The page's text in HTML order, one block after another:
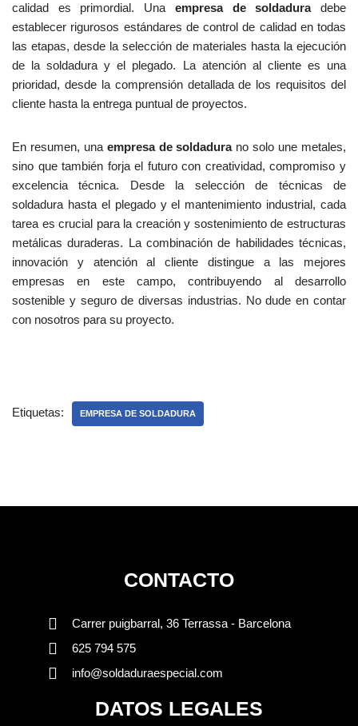
calidad es primordial. Una empresa de soldaduradebe
establecer rigurosos estándares de control de calidad en todas
las etapas, desde la selección de materiales hasta la ejecución
de la soldadura y el plegado. La atención al cliente es una
prioridad, desde la comprensión detallada de los requisitos del
cliente hasta la entrega puntual de proyectos.
En resumen, una empresa de soldadurano solo une metales,
sino que también forja el futuro con creatividad, compromiso y
excelencia técnica. Desde la selección de técnicas de
soldadura hasta el plegado y el mantenimiento industrial, cada
tarea es crucial para la creación y sostenimiento de estructuras
metálicas duraderas. La combinación de habilidades técnicas,
innovación y atención al cliente distingue a las mejores
empresas en este campo, contribuyendo al desarrollo
sostenible y seguro de diversas industrias. No dude en contar
con nosotros para su proyecto.
Etiquetas: EMPRESA DE SOLDADURA
CONTACTO
Carrer puigbarral, 36 Terrassa - Barcelona
625 794 575
info@soldaduraespecial.com
DATOS LEGALES